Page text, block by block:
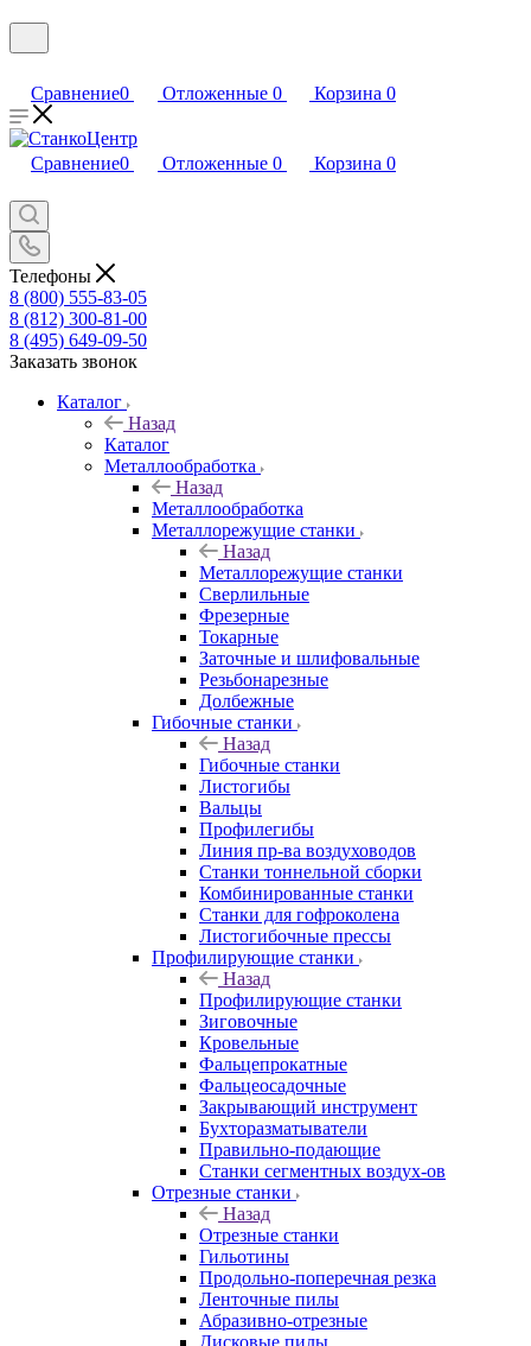
Сравнение0 Отложенные 0 Корзина 0
Сравнение0 Отложенные 0 Корзина 0
Телефоны
8 (800) 555-83-05
8 (812) 300-81-00
8 (495) 649-09-50
Заказать звонок
Каталог
Назад
Каталог
Металлообработка
Назад
Металлообработка
Металлорежущие станки
Назад
Металлорежущие станки
Сверлильные
Фрезерные
Токарные
Заточные и шлифовальные
Резьбонарезные
Долбежные
Гибочные станки
Назад
Гибочные станки
Листогибы
Вальцы
Профилегибы
Линия пр-ва воздуховодов
Станки тоннельной сборки
Комбинированные станки
Станки для гофроколена
Листогибочные прессы
Профилирующие станки
Назад
Профилирующие станки
Зиговочные
Кровельные
Фальцепрокатные
Фальцеосадочные
Закрывающий инструмент
Бухторазматыватели
Правильно-подающие
Станки сегментных воздух-ов
Отрезные станки
Назад
Отрезные станки
Гильотины
Продольно-поперечная резка
Ленточные пилы
Абразивно-отрезные
Дисковые пилы